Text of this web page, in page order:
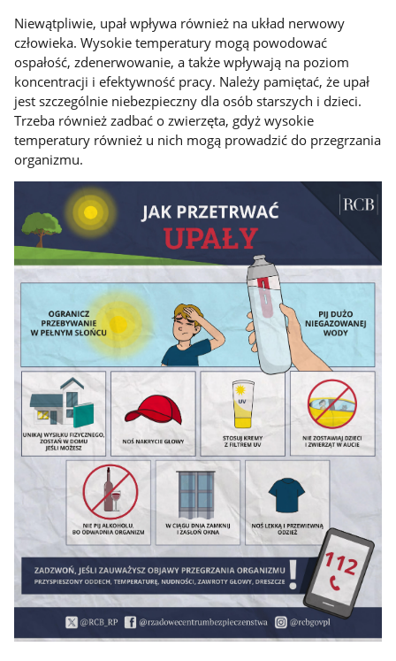
Niewątpliwie, upał wpływa również na układ nerwowy
człowieka. Wysokie temperatury mogą powodować
ospałość, zdenerwowanie, a także wpływają na poziom
koncentracji i efektywność pracy. Należy pamiętać, że upał
jest szczególnie niebezpieczny dla osób starszych i dzieci.
Trzeba również zadbać o zwierzęta, gdyż wysokie
temperatury również u nich mogą prowadzić do przegrzania
organizmu.